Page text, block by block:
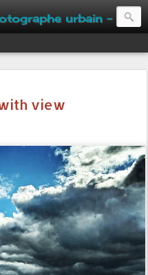
urbain -
view